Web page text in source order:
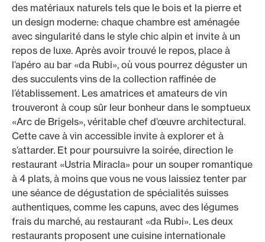
des matériaux naturels tels que le bois et la pierre et
un design moderne: chaque chambre est aménagée
avec singularité dans le style chic alpin et invite à un
repos de luxe. Après avoir trouvé le repos, place à
l’apéro au bar «da Rubi», où vous pourrez déguster un
des succulents vins de la collection raffinée de
l’établissement. Les amatrices et amateurs de vin
trouveront à coup sûr leur bonheur dans le somptueux
«Arc de Brigels», véritable chef d’œuvre architectural.
Cette cave à vin accessible invite à explorer et à
s’attarder. Et pour poursuivre la soirée, direction le
restaurant «Ustria Miracla» pour un souper romantique
à 4 plats, à moins que vous ne vous laissiez tenter par
une séance de dégustation de spécialités suisses
authentiques, comme les capuns, avec des légumes
frais du marché, au restaurant «da Rubi». Les deux
restaurants proposent une cuisine internationale